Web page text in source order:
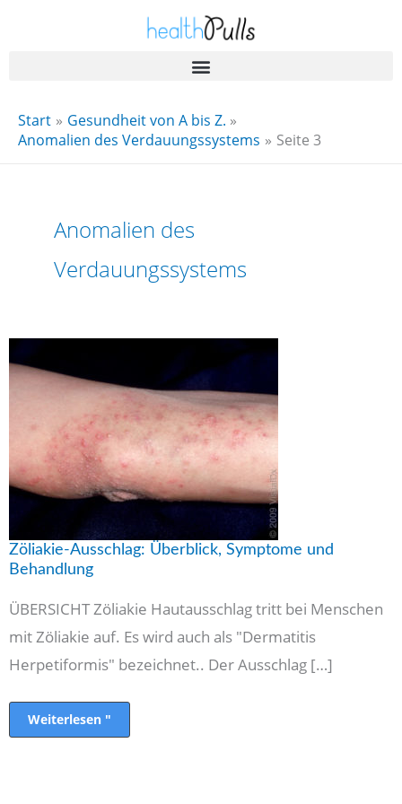
Start
Gesundheit von A bis Z.
Anomalien des Verdauungssystems
Seite 3
Anomalien des
Verdauungssystems
Zöliakie-Ausschlag: Überblick, Symptome und
Behandlung
ÜBERSICHT Zöliakie Hautausschlag tritt bei Menschen
mit Zöliakie auf. Es wird auch als "Dermatitis
Herpetiformis" bezeichnet.. Der Ausschlag […]
Zöliakie-
Überblick,
Symptome
Weiterlesen "